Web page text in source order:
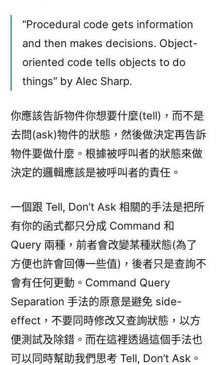
“Procedural code gets information
and then makes decisions. Object-
oriented code tells objects to do
things” by Alec Sharp.
你應該告訴物件你想要什麼(tell)，而不是
去問(ask)物件的狀態，然後做決定再告訴
物件要做什麼。根據被呼叫者的狀態來做
決定的邏輯應該是被呼叫者的責任。
一個跟 Tell, Don’t Ask 相關的手法是把所
有你的函式都只分成 Command 和
Query 兩種，前者會改變某種狀態(為了
方便也許會回傳一些值)，後者只是查詢不
會有任何更動。Command Query
Separation 手法的原意是避免 side-
effect，不要同時修改又查詢狀態，以方
便測試及除錯。而在這裡透過這個手法也
可以同時幫助我們思考 Tell, Don’t Ask。